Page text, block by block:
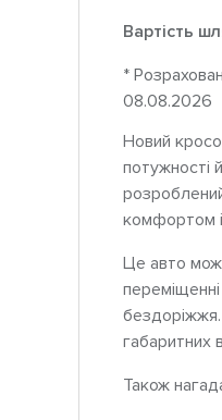
Вартість
*
08.08.2026
Новий
потужності
комфортом
Це авто
бездоріжжя.
габаритних
Також